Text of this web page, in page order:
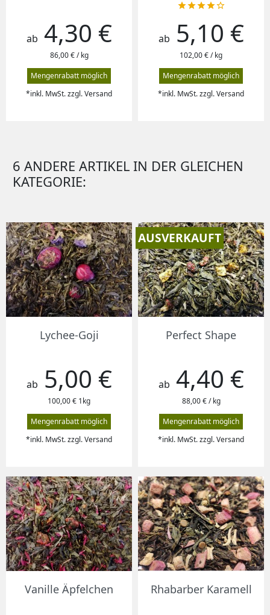
Preis
ab 4,30 €
86,00 € / kg
Mengenrabatt möglich
*inkl. MwSt. zzgl. Versand

Preis
ab 5,10 €
102,00 € / kg
Mengenrabatt möglich
*inkl. MwSt. zzgl. Versand
6 ANDERE ARTIKEL IN DER GLEICHEN
KATEGORIE:
Lychee-Goji
Preis
ab 5,00 €
100,00 € 1kg
Mengenrabatt möglich
*inkl. MwSt. zzgl. Versand
Perfect Shape
Preis
ab 4,40 €
88,00 € / kg
Mengenrabatt möglich
*inkl. MwSt. zzgl. Versand
AUSVERKAUFT
Vanille Äpfelchen Rhabarber Karamell